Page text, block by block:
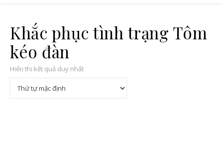
Khắc phục tình trạng Tôm
kéo đàn
Hiển thị kết quả duy nhất